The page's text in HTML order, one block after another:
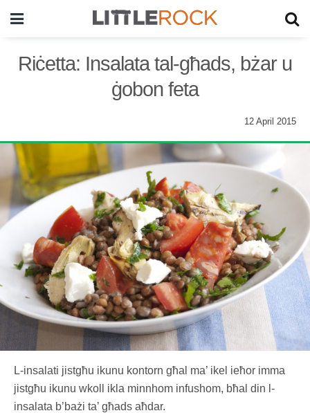
Riċetta: Insalata tal-għads, bżar u
ġobon feta
12 April 2015
L-insalati jistgħu ikunu kontorn għal ma’ ikel ieħor imma
jistgħu ikunu wkoll ikla minnhom infushom, bħal din l-
insalata b’bażi ta’ għads aħdar.